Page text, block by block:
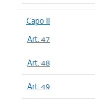
Capo II
Art. 47
Art. 48
Art. 49